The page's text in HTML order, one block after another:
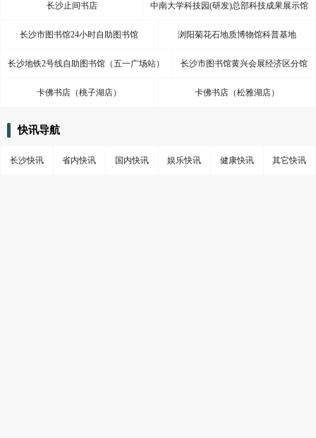
卡佛书店（松雅湖店）
卡佛书店（桃子湖店）
长沙市图书馆黄兴会展经济区分馆
长沙地铁2号线自助图书馆（五一广场站）
浏阳菊花石地质博物馆科普基地
长沙市图书馆24小时自助图书馆
中南大学科技园(研发)总部科技成果展示馆
长沙止间书店
快讯导航
其它快讯
健康快讯
娱乐快讯
国内快讯
省内快讯
长沙快讯